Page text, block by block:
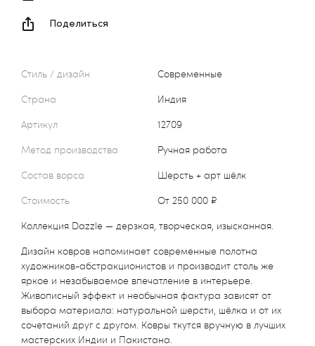
Стиль / дизайн
Современные
Страна
Индия
Артикул
12709
Метод производства
Ручная работа
Состав ворса
Шерсть + арт шёлк
Стоимость
от 250 000 ₽
Коллекция Dazzle — дерзкая, творческая, изысканная.
Дизайн ковров напоминает современные полотна
художников-абстракционистов и производит столь же
яркое и незабываемое впечатление в интерьере.
Живописный эффект и необычная фактура зависят от
выбора материала: натуральной шерсти, шёлка и от их
сочетаний друг с другом. Ковры ткутся вручную в лучших
мастерских Индии и Пакистана.
Поделиться